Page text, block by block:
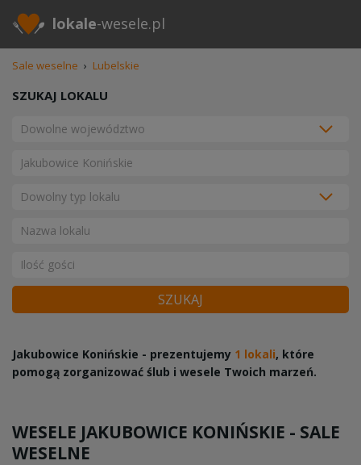
lokale-wesele.pl
Sale weselne › Lubelskie
SZUKAJ LOKALU
SZUKAJ
Jakubowice Konińskie - prezentujemy 1 lokali, które
pomogą zorganizować ślub i wesele Twoich marzeń.
WESELE JAKUBOWICE KONIŃSKIE - SALE
WESELNE